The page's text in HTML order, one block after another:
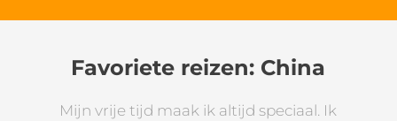
Favoriete reizen: China
Mijn vrije tijd maak ik altijd speciaal. Ik